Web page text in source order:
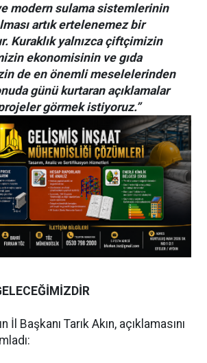
modern sulama sistemlerinin
artık ertelenemez bir
Kuraklık yalnızca çiftçimizin
ekonomisinin ve gıda
de en önemli meselelerinden
günü kurtaran açıklamalar
görmek istiyoruz.”
Başkanı Tarık Akın, açıklamasını